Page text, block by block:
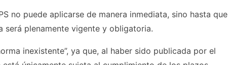
no puede aplicarse de manera inmediata, sino hasta que
será plenamente vigente y obligatoria.
inexistente”, ya que, al haber sido publicada por el